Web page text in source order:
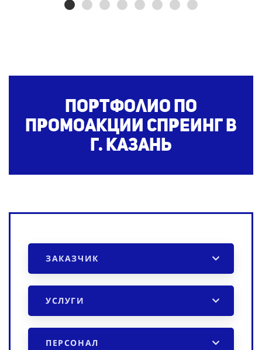
Портфолио по
промоакции спреингв
г. Казань
ЗАКАЗЧИК
УСЛУГИ
ПЕРСОНАЛ